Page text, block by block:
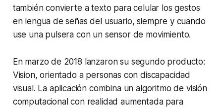
también convierte a texto para celular los gestos
en lengua de señas del usuario, siempre y cuando
use una pulsera con un sensor de movimiento.
En marzo de 2018 lanzaron su segundo producto:
Vision, orientado a personas con discapacidad
visual. La aplicación combina un algoritmo de visión
computacional con realidad aumentada para